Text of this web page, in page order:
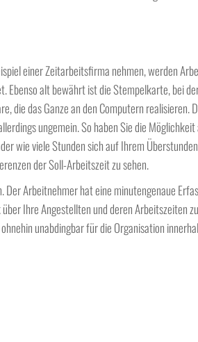
einer Zeitarbeitsfirma nehmen, werden
alt bewährt ist die Stempelkarte, bei
die das Ganze an den Computern realisieren.
ungemein. So haben Sie die
wie viele Stunden sich auf Ihrem
der Soll-Arbeitszeit zu sehen.
Arbeitnehmer hat eine minutengenaue
Ihre Angestellten und deren Arbeitszeiten
unabdingbar für die Organisation